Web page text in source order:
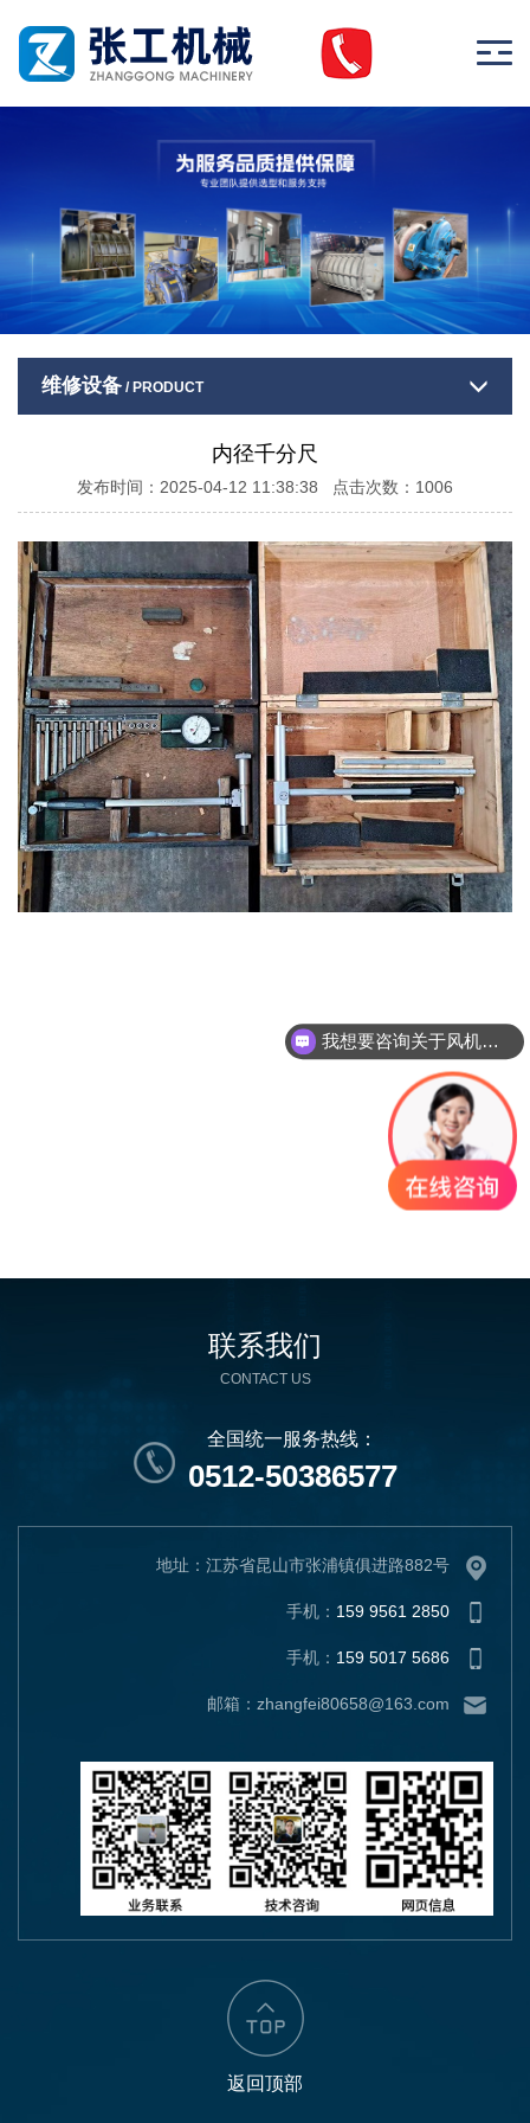
维修设备 / PRODUCT
内径千分尺
发布时间：2025-04-12 11:38:38 点击次数：1006
联系我们
CONTACT US
全国统一服务热线：
0512-50386577
地址：江苏省昆山市张浦镇俱进路882号
手机： 159 9561 2850
手机： 159 5017 5686
邮箱：zhangfei80658@163.com
返回顶部
我想要咨询关于风机维修保养